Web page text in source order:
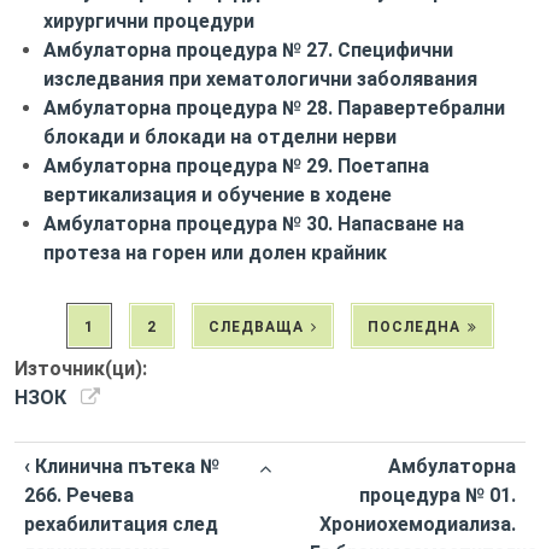
хирургични процедури
Амбулаторна процедура № 27. Специфични
изследвания при хематологични заболявания
Амбулаторна процедура № 28. Паравертебрални
блокади и блокади на отделни нерви
Амбулаторна процедура № 29. Поетапна
вертикализация и обучение в ходене
Амбулаторна процедура № 30. Напасване на
протеза на горен или долен крайник
1 2 СЛЕДВАЩА ПОСЛЕДНА
Източник(ци):
НЗОК
‹ Клинична пътека №
266. Речева
рехабилитация след
Амбулаторна
процедура № 01.
Хрониохемодиализа.